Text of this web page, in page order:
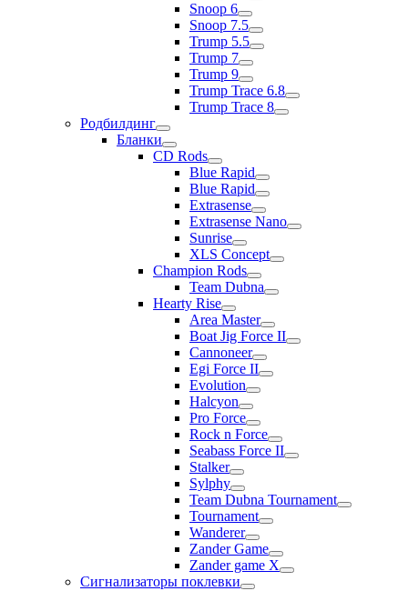
Snoop 6
Snoop 7.5
Trump 5.5
Trump 7
Trump 9
Trump Trace 6.8
Trump Trace 8
Родбилдинг
Бланки
CD Rods
Blue Rapid
Blue Rapid
Extrasense
Extrasense Nano
Sunrise
XLS Concept
Champion Rods
Team Dubna
Hearty Rise
Area Master
Boat Jig Force II
Cannoneer
Egi Force II
Evolution
Halcyon
Pro Force
Rock n Force
Seabass Force II
Stalker
Sylphy
Team Dubna Tournament
Tournament
Wanderer
Zander Game
Zander game X
Сигнализаторы поклевки